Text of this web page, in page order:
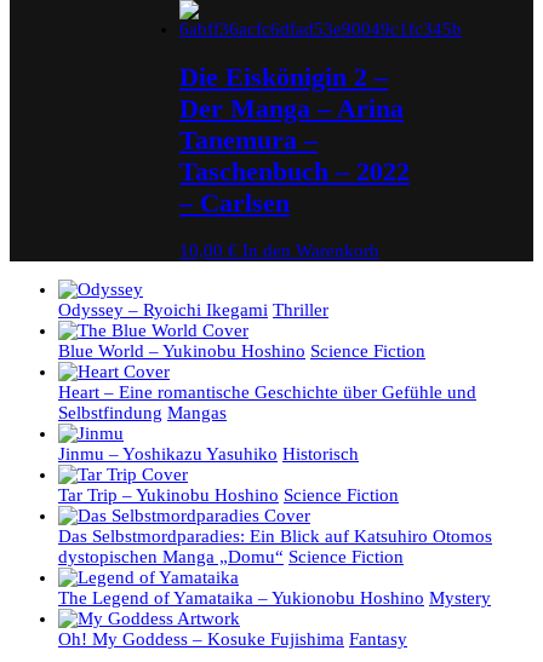
Die Eiskönigin 2 –
Der Manga – Arina
Tanemura –
Taschenbuch – 2022
– Carlsen
10,00 € In den Warenkorb
Odyssey – Ryoichi Ikegami Thriller
Blue World – Yukinobu Hoshino Science Fiction
Heart – Eine romantische Geschichte über Gefühle und
Selbstfindung Mangas
Jinmu – Yoshikazu Yasuhiko Historisch
Tar Trip – Yukinobu Hoshino Science Fiction
Das Selbstmordparadies: Ein Blick auf Katsuhiro Otomos
dystopischen Manga „Domu“ Science Fiction
The Legend of Yamataika – Yukionobu Hoshino Mystery
Oh! My Goddess – Kosuke Fujishima Fantasy